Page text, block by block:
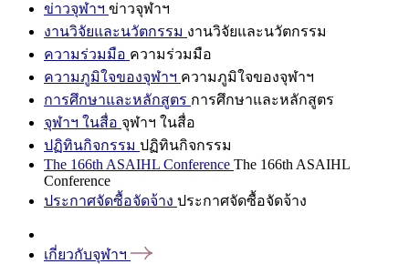
ข่าวจุฬาฯ ข่าวจุฬาฯ
งานวิจัยและนวัตกรรม งานวิจัยและนวัตกรรม
ความร่วมมือ ความร่วมมือ
ความภูมิใจของจุฬาฯ ความภูมิใจของจุฬาฯ
การศึกษาและหลักสูตร การศึกษาและหลักสูตร
จุฬาฯ ในสื่อ จุฬาฯ ในสื่อ
ปฏิทินกิจกรรม ปฏิทินกิจกรรม
The 166th ASAIHL Conference The 166th ASAIHL
Conference
ประกาศจัดซื้อจัดจ้าง ประกาศจัดซื้อจัดจ้าง
เกี่ยวกับจุฬาฯ